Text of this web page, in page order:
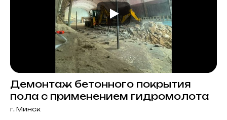
Демонтаж бетонного покрытия
пола с применением гидромолота
г. Минск